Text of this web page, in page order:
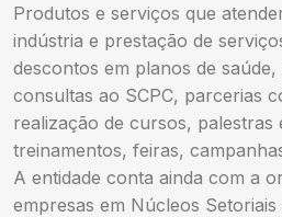
Produtos e serviços que
indústria e prestação de
descontos em planos de
consultas ao SCPC, parcerias
realização de cursos, palestras
treinamentos, feiras,
A entidade conta ainda com a
empresas em Núcleos